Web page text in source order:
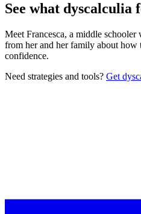
See what dyscalculia
Meet Francesca, a middle
from her and her family about
confidence.
Need strategies and tools? Get